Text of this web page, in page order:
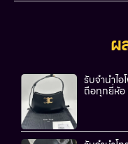
ผ
รับจำนำไ
ถือทุกยี่ห้อ